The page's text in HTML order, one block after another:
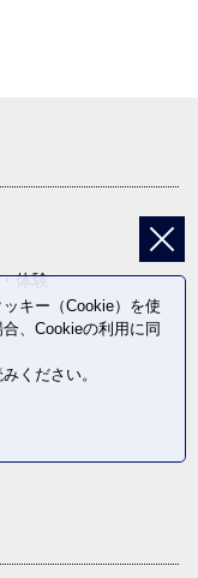
体験
キー（Cookie）を使
、Cookieの利用に同
ください。